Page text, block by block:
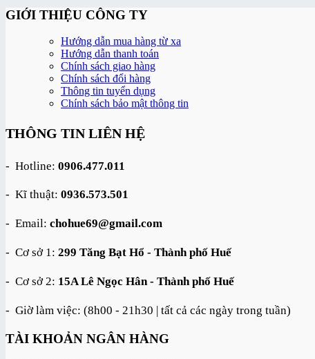
GIỚI THIỆU CÔNG TY
Hướng dẫn mua hàng từ xa
Hướng dẫn thanh toán
Chính sách giao hàng
Chính sách đổi hàng
Thông tin tuyển dụng
Chính sách bảo mật thông tin
THÔNG TIN LIÊN HỆ
- Hotline: 0906.477.011
- Kĩ thuật: 0936.573.501
- Email: chohue69@gmail.com
- Cơ sở 1: 299 Tăng Bạt Hổ - Thành phố Huế
- Cơ sở 2: 15A Lê Ngọc Hân - Thành phố Huế
- Giờ làm việc: (8h00 - 21h30 | tất cả các ngày trong tuần)
TÀI KHOẢN NGÂN HÀNG